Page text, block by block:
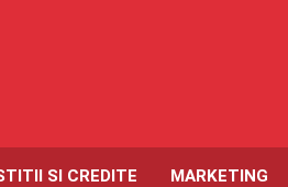
SI CREDITE MARKETING